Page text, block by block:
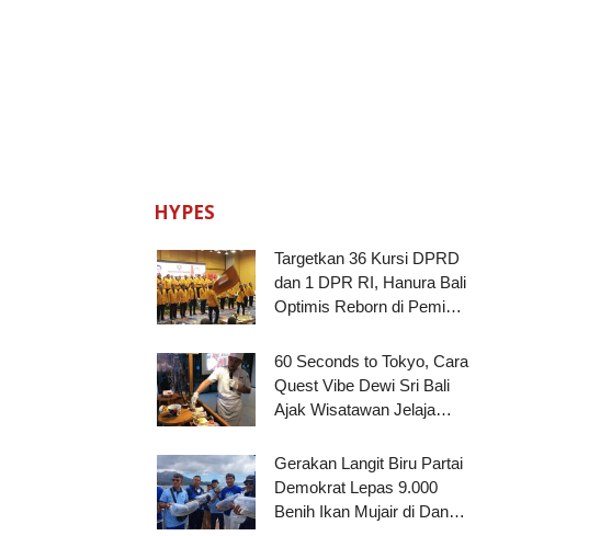
HYPES
Targetkan 36 Kursi DPRD
dan 1 DPR RI, Hanura Bali
Optimis Reborn di Pemi…
60 Seconds to Tokyo, Cara
Quest Vibe Dewi Sri Bali
Ajak Wisatawan Jelaja…
Gerakan Langit Biru Partai
Demokrat Lepas 9.000
Benih Ikan Mujair di Dan…